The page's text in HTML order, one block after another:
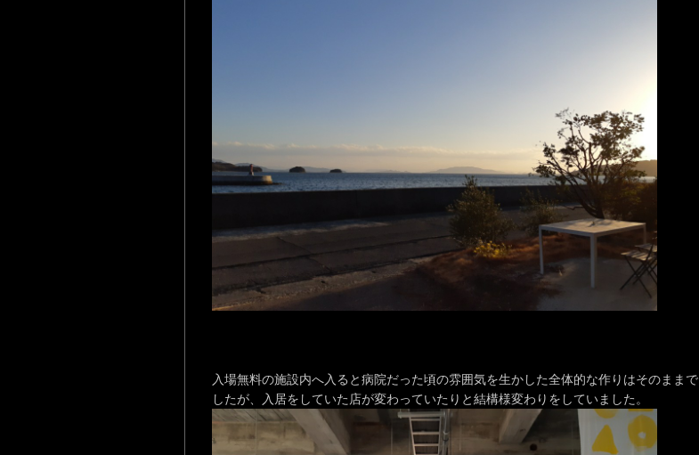
入場無料の施設内へ入ると病院だった頃の雰囲気を生かした全体的な作りはそのままで
したが、入居をしていた店が変わっていたりと結構様変わりをしていました。